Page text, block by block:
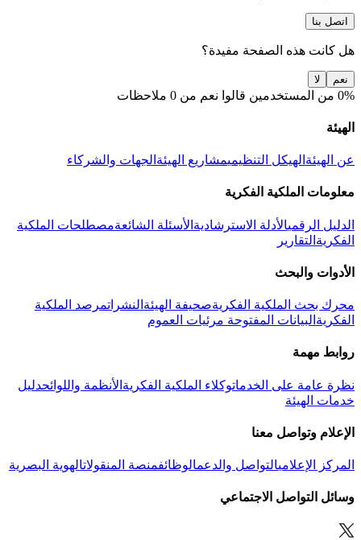
اتصل بنا
هل كانت هذه الصفحة مفيدة؟
نعم لا
0% من المستخدمين قالوا نعم من 0 ملاحظات
الهيئة
عن الهيئة الهيكل التنظيميمشاريع الهيئة الجهات والشركاء
معلومات الملكية الفكرية
الدليل الرقميالأدلة الاسترشادية الأسئلة الشائعةمصطلحات الملكية
الفكرية التقارير
الأدوات والبحث
محرك بحث الملكية الفكريةصحيفة الهيئة النشراتمرصد الملكية
الفكرية البيانات المفتوحة مرئيات العموم
روابط مهمة
نظرة عامة على الخدماتوكلاء الملكية الفكرية الأنظمة واللوائحدليل
خدمات الهيئة
الإعلام وتواصل معنا
المركز الإعلاميالتواصل والدعمالوظائفمنصة المنقولاتالهوية البصرية
وسائل التواصل الاجتماعي